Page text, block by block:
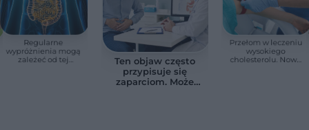
Regularne
wypróżnienia mogą
zależeć od tej
Ten objaw często
przypisuje się
zaparciom. Może
Przełom w leczeniu
wysokiego
cholesterolu. Nowa